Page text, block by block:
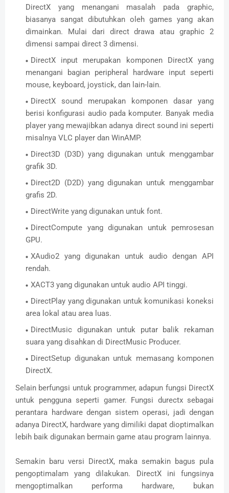
DirectX yang menangani masalah pada graphic,
biasanya sangat dibutuhkan oleh games yang akan
dimainkan. Mulai dari direct drawa atau graphic 2
dimensi sampai direct 3 dimensi.
DirectX input merupakan komponen DirectX yang
menangani bagian peripheral hardware input seperti
mouse, keyboard, joystick, dan lain-lain.
DirectX sound merupakan komponen dasar yang
berisi konfigurasi audio pada komputer. Banyak media
player yang mewajibkan adanya direct sound ini seperti
misalnya VLC player dan WinAMP.
Direct3D (D3D) yang digunakan untuk menggambar
grafik 3D.
Direct2D (D2D) yang digunakan untuk menggambar
grafis 2D.
DirectWrite yang digunakan untuk font.
DirectCompute yang digunakan untuk pemrosesan
GPU.
XAudio2 yang digunakan untuk audio dengan API
rendah.
XACT3 yang digunakan untuk audio API tinggi.
DirectPlay yang digunakan untuk komunikasi koneksi
area lokal atau area luas.
DirectMusic digunakan untuk putar balik rekaman
suara yang disahkan di DirectMusic Producer.
DirectSetup digunakan untuk memasang komponen
DirectX.
Selain berfungsi untuk programmer, adapun fungsi DirectX
untuk pengguna seperti gamer. Fungsi durectx sebagai
perantara hardware dengan sistem operasi, jadi dengan
adanya DirectX, hardware yang dimiliki dapat dioptimalkan
lebih baik digunakan bermain game atau program lainnya.
Semakin baru versi DirectX, maka semakin bagus pula
pengoptimalam yang dilakukan. DirectX ini fungsinya
mengoptimalkan performa hardware, bukan